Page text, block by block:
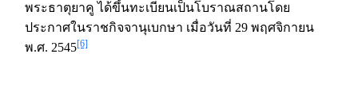
พระธาตุยาคู ได้ขึ้นทะเบียนเป็นโบราณสถานโดย
ประกาศในราชกิจจานุเบกษา เมื่อวันที่ 29 พฤศจิกายน
พ.ศ. 2545[6]